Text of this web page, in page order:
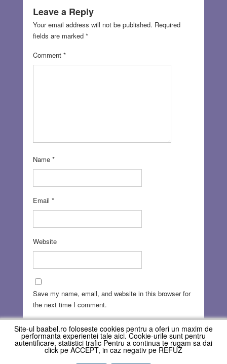
Leave a Reply
Your email address will not be published. Required
fields are marked *
Comment *
Name *
Email *
Website
Save my name, email, and website in this browser for
the next time I comment.
Site-ul baabel.ro foloseste cookies pentru a oferi un maxim de
performanta experientei tale aici. Cookie-urile sunt pentru
autentificare, statistici trafic Pentru a continua te rugam sa dai
click pe ACCEPT, in caz negativ pe REFUZ